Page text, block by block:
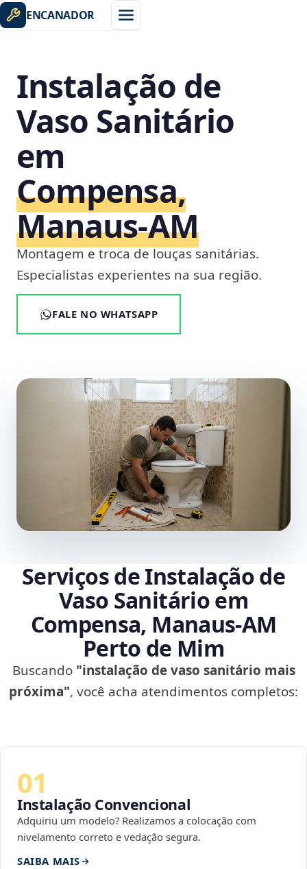
ENCANADOR
Instalação de
Vaso Sanitário
em
Compensa,
Manaus‑AM
Montagem e troca de louças sanitárias.
Especialistas experientes na sua região.
FALE NO WHATSAPP
Serviços de Instalação de
Vaso Sanitário em
Compensa, Manaus‑AM
Perto de Mim
Buscando "instalação de vaso sanitário mais
próxima", você acha atendimentos completos:
01
Instalação Convencional
Adquiriu um modelo? Realizamos a colocação com
nivelamento correto e vedação segura.
SAIBA MAIS